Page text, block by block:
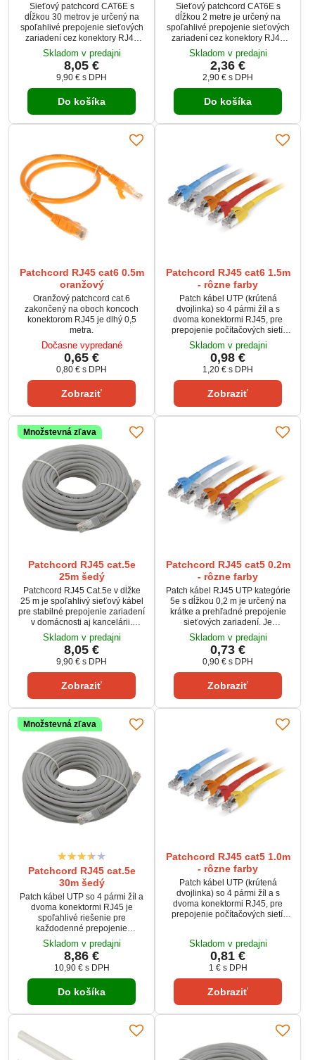
Sieťový patchcord CAT6E s
dĺžkou 30 metrov je určený na
spoľahlivé prepojenie sieťových
zariadení cez konektory RJ45
(8P8C). Podporuje rýchly a
stabilný prenos dát v
gigabitových sieťach s nízkou
latenciou. Zapojenie 1:1 zaručuje
plnú kompatibilitu so
štandardnými sieťovými prvkami.
Vhodný pre domáce, kancelárske
aj profesionálne použitie.
Skladom v predajni
8,05 €
9,90 € s DPH
Do košíka
Sieťový patchcord CAT6E s
dĺžkou 2 metre je určený na
spoľahlivé prepojenie sieťových
zariadení cez konektory RJ45
(8P8C). Podporuje rýchly a
stabilný prenos dát v
gigabitových sieťach s nízkou
latenciou. Zapojenie 1:1 zaručuje
plnú kompatibilitu so
štandardnými sieťovými prvkami.
Vhodný pre domáce, kancelárske
aj profesionálne použitie.
Skladom v predajni
2,36 €
2,90 € s DPH
Do košíka
Patchcord RJ45 cat6 0.5m
oranžový
Oranžový patchcord cat.6
zakončený na oboch koncoch
konektorom RJ45 je dlhý 0,5
metra.
Dočasne vypredané
0,65 €
0,80 € s DPH
Zobraziť
Patchcord RJ45 cat6 1.5m
- rôzne farby
Patch kábel UTP (krútená
dvojlinka) so 4 pármi žíl a s
dvoma konektormi RJ45, pre
prepojenie počítačových sietí.
Používa sa napríklad pre
spojenie PC so switchom alebo
routrom. Dĺžka kábla je 1,5 metra.
Ethernetový kábel je vo
vyhotovený ako nekrížený, tzn.
farby žíl sú rovnaké na oboch
Skladom v predajni
0,98 €
1,20 € s DPH
Zobraziť
Množstevná zľava
Patchcord RJ45 cat.5e
25m šedý
Patchcord RJ45 Cat.5e v dĺžke
25 m je spoľahlivý sieťový kábel
pre stabilné prepojenie zariadení
v domácnosti aj kancelárii.
Nekrížené vyhotovenie 1:1
zaručuje okamžitú kompatibilitu
bez nastavovania. Konektory
RJ45 (8P8C) zabezpečujú pevné
spojenie a istotu prenosu. Šedá
farba pôsobí nenápadne a ľahko
zapadne do každého priestoru.
Skladom v predajni
8,05 €
9,90 € s DPH
Zobraziť
Patchcord RJ45 cat5 0.2m
- rôzne farby
Patch kábel RJ45 UTP kategórie
5e s dĺžkou 0,2 m je určený na
krátke a prehľadné prepojenie
sieťových zariadení. Je
zakončený konektormi RJ45
(8P8C) na oboch stranách a
dostupný v rôznych farebných
vyhotoveniach. Ideálny pre
rackové skrine, switche a patch
panely.
Skladom v predajni
0,73 €
0,90 € s DPH
Zobraziť
Množstevná zľava
Patchcord RJ45 cat.5e
30m šedý
Patch kábel UTP so 4 pármi žíl a
dvoma konektormi RJ45 je
spoľahlivé riešenie pre
každodenné prepojenie
počítačových sietí. Ideálny na
spojenie PC so switchom alebo
routrom, kde chcete stabilné
pripojenie bez starostí. Dĺžka 30
metrov poskytuje slobodu pri
rozmiestnení zariadení aj vo
väčších priestoroch. Nekrížené
vyhotovenie 1:1 zaručuje
Skladom v predajni
8,86 €
10,90 € s DPH
Do košíka
Patchcord RJ45 cat5 1.0m
- rôzne farby
Patch kábel UTP (krútená
dvojlinka) so 4 pármi žíl a s
dvoma konektormi RJ45, pre
prepojenie počítačových sietí.
routrom. Dĺžka kábla je 1 meter.
Ethernetový kábel je vo
vyhotovený ako nekrížený, tzn.
farby žíl sú rovnaké na oboch
koncoch.
Skladom v predajni
0,81 €
1 € s DPH
Zobraziť